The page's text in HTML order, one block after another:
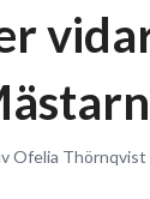
Ofelia Thörnqvist